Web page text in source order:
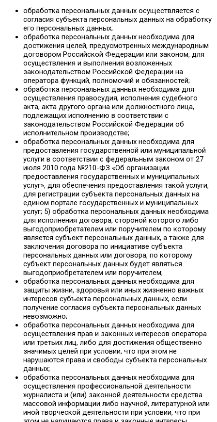
обработка персональных данных осуществляется с
согласия субъекта персональных данных на обработку
его персональных данных;
обработка персональных данных необходима для
достижения целей, предусмотренных международным
договором Российской Федерации или законом, для
осуществления и выполнения возложенных
законодательством Российской Федерации на
оператора функций, полномочий и обязанностей;
обработка персональных данных необходима для
осуществления правосудия, исполнения судебного
акта, акта другого органа или должностного лица,
подлежащих исполнению в соответствии с
законодательством Российской Федерации об
исполнительном производстве;
обработка персональных данных необходима для
предоставления государственной или муниципальной
услуги в соответствии с федеральным законом от 27
июля 2010 года №210-ФЗ «Об организации
предоставления государственных и муниципальных
услуг», для обеспечения предоставления такой услуги,
для регистрации субъекта персональных данных на
едином портале государственных и муниципальных
услуг; 5) обработка персональных данных необходима
для исполнения договора, стороной которого либо
выгодоприобретателем или поручителем по которому
является субъект персональных данных, а также для
заключения договора по инициативе субъекта
персональных данных или договора, по которому
субъект персональных данных будет являться
выгодоприобретателем или поручителем;
обработка персональных данных необходима для
защиты жизни, здоровья или иных жизненно важных
интересов субъекта персональных данных, если
получение согласия субъекта персональных данных
невозможно;
обработка персональных данных необходима для
осуществления прав и законных интересов оператора
или третьих лиц, либо для достижения общественно
значимых целей при условии, что при этом не
нарушаются права и свободы субъекта персональных
данных;
обработка персональных данных необходима для
осуществления профессиональной деятельности
журналиста и (или) законной деятельности средства
массовой информации либо научной, литературной или
иной творческой деятельности при условии, что при